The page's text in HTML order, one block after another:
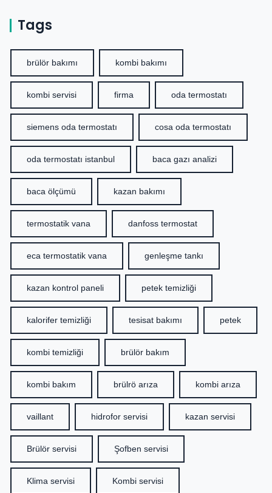
Tags
brülör bakımı kombi bakımı
kombi servisi firma oda termostatı
siemens oda termostatı cosa oda termostatı
oda termostatı istanbul baca gazı analizi
baca ölçümü kazan bakımı
termostatik vana danfoss termostat
eca termostatik vana genleşme tankı
kazan kontrol paneli petek temizliği
kalorifer temizliği tesisat bakımı petek
kombi temizliği brülör bakım
kombi bakım brülrö arıza kombi arıza
vaillant hidrofor servisi kazan servisi
Brülör servisi Şofben servisi
Klima servisi Kombi servisi